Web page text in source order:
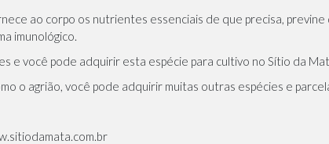
ao corpo os nutrientes essenciais de que precisa,
imunológico.
e você pode adquirir esta espécie para cultivo no Sítio da
o agrião, você pode adquirir muitas outras espécies e